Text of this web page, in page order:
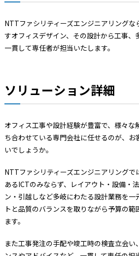
NTTファシリティーズエンジニアリングな
すオフィスデザイン、その設計から工事、
一貫して専任者が担当いたします。
ソリューション詳細
オフィス工事や設計経験が豊富で、様々な
ち合わせている専門会社に任せるのが、お
いでしょうか。
NTTファシリティーズエンジニアリング
あるICTのみならず、レイアウト・設備・
ン・引越しなど多岐にわたる設計業務を一
トと品質のバランスを取りながら予算の範
ます。
また工事発注の手配や竣工時の検査立会い